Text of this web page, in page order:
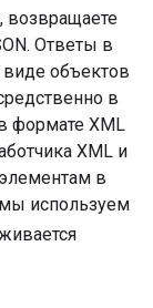
возвращаете
Ответы в
объектов
в
формате XML
XML и
в
используем